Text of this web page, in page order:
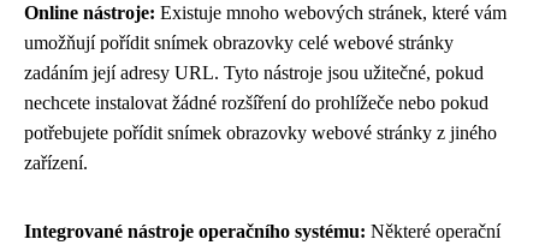
Online nástroje: Existuje mnoho webových stránek, které vám
umožňují pořídit snímek obrazovky celé webové stránky
zadáním její adresy URL. Tyto nástroje jsou užitečné, pokud
nechcete instalovat žádné rozšíření do prohlížeče nebo pokud
potřebujete pořídit snímek obrazovky webové stránky z jiného
zařízení.
Integrované nástroje operačního systému: Některé operační